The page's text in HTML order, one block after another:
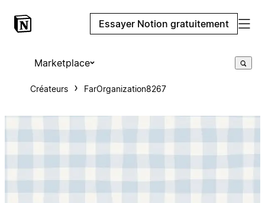
Essayer Notion gratuitement
Marketplace
Créateurs FarOrganization8267